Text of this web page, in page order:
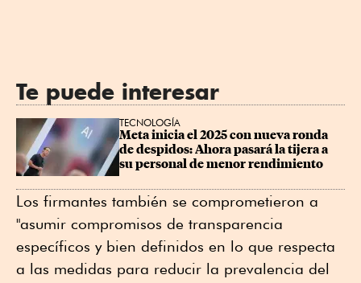
Te puede interesar
TECNOLOGÍA
Meta inicia el 2025 con nueva ronda
de despidos: Ahora pasará la tijera a
su personal de menor rendimiento
Los firmantes también se comprometieron a
"asumir compromisos de transparencia
específicos y bien definidos en lo que respecta
a las medidas para reducir la prevalencia del